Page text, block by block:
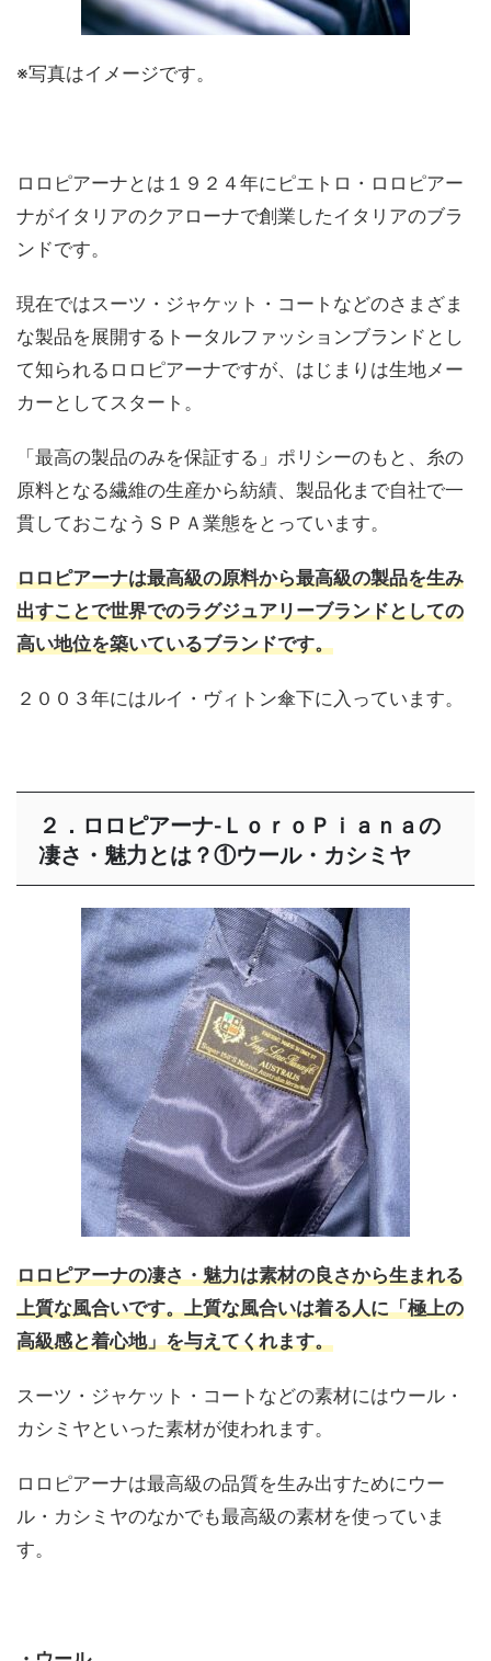
※写真はイメージです。
ロロピアーナとは１９２４年にピエトロ・ロロピアー
ナがイタリアのクアローナで創業したイタリアのブラ
ンドです。
現在ではスーツ・ジャケット・コートなどのさまざま
な製品を展開するトータルファッションブランドとし
て知られるロロピアーナですが、はじまりは生地メー
カーとしてスタート。
「最高の製品のみを保証する」ポリシーのもと、糸の
原料となる繊維の生産から紡績、製品化まで自社で一
貫しておこなうＳＰＡ業態をとっています。
ロロピアーナは最高級の原料から最高級の製品を生み
出すことで世界でのラグジュアリーブランドとしての
高い地位を築いているブランドです。
２００３年にはルイ・ヴィトン傘下に入っています。
２．ロロピアーナ-ＬｏｒｏＰｉａｎａの
凄さ・魅力とは？①ウール・カシミヤ
ロロピアーナの凄さ・魅力は素材の良さから生まれる
上質な風合いです。上質な風合いは着る人に「極上の
高級感と着心地」を与えてくれます。
スーツ・ジャケット・コートなどの素材にはウール・
カシミヤといった素材が使われます。
ロロピアーナは最高級の品質を生み出すためにウー
ル・カシミヤのなかでも最高級の素材を使っていま
す。